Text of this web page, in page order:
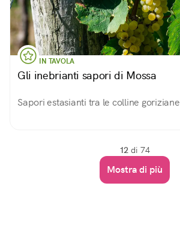
IN TAVOLA
Gli inebrianti sapori di Mossa
Sapori estasianti tra le colline goriziane
12 di 74
Mostra di più